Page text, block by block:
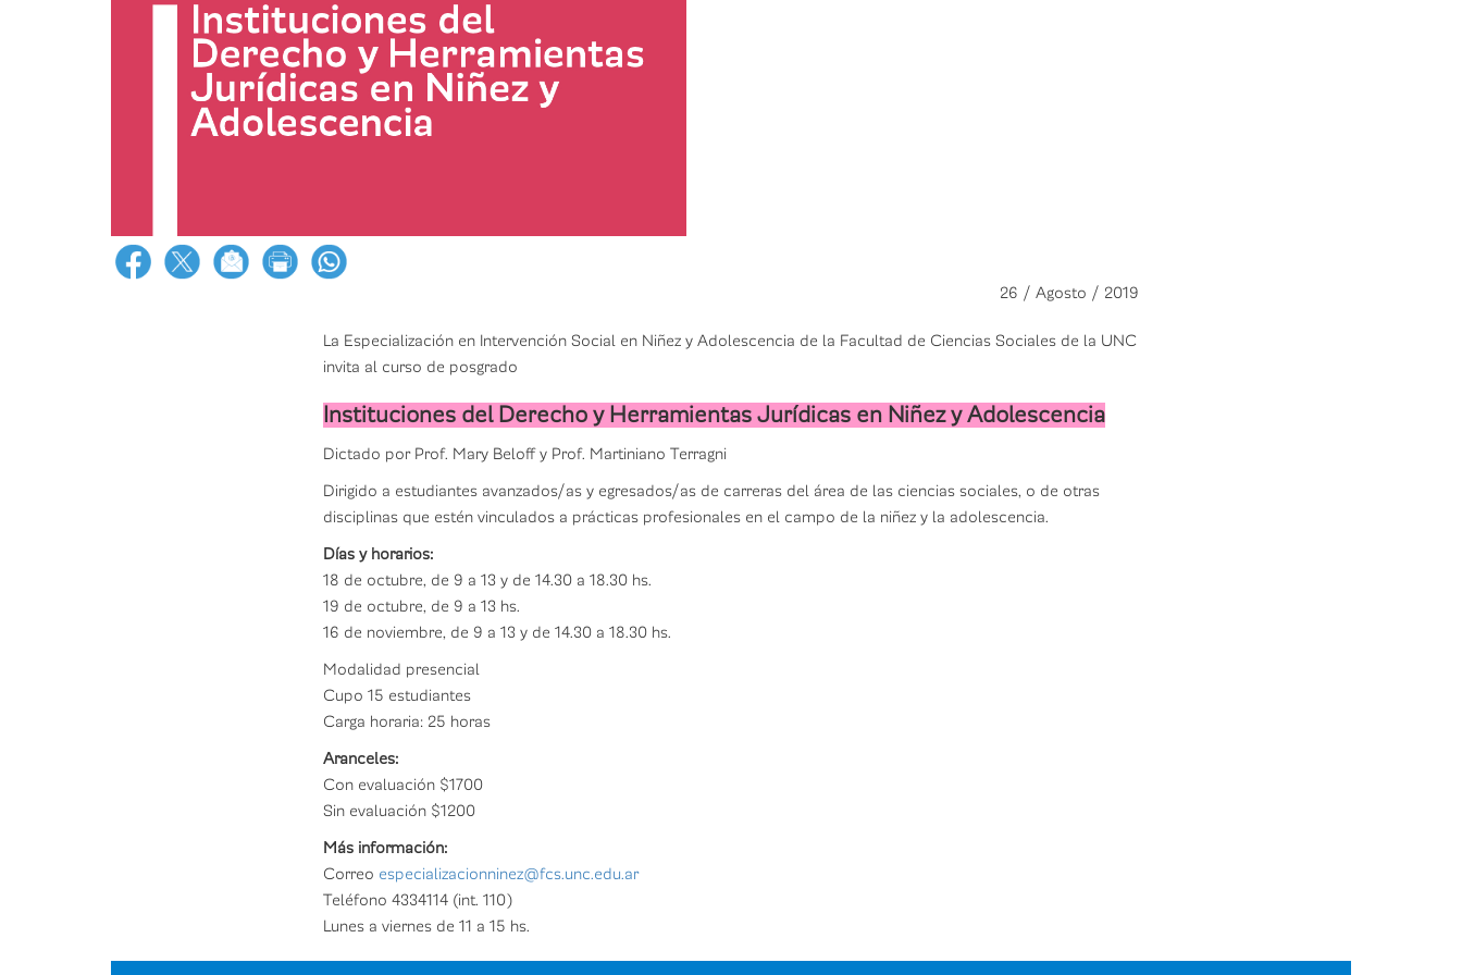
26 / Agosto / 2019
La Especialización en Intervención Social en Niñez y Adolescencia de la Facultad de Ciencias Sociales de la UNC
invita al curso de posgrado
Instituciones del Derecho y Herramientas Jurídicas en Niñez y Adolescencia
Dictado por Prof. Mary Beloff y Prof. Martiniano Terragni
Dirigido a estudiantes avanzados/as y egresados/as de carreras del área de las ciencias sociales, o de otras
disciplinas que estén vinculados a prácticas profesionales en el campo de la niñez y la adolescencia.
Días y horarios:
18 de octubre, de 9 a 13 y de 14.30 a 18.30 hs.
19 de octubre, de 9 a 13 hs.
16 de noviembre, de 9 a 13 y de 14.30 a 18.30 hs.
Modalidad presencial
Cupo 15 estudiantes
Carga horaria: 25 horas
Aranceles:
Con evaluación $1700
Sin evaluación $1200
Más información:
Correo especializacionninez@fcs.unc.edu.ar
Teléfono 4334114 (int. 110)
Lunes a viernes de 11 a 15 hs.